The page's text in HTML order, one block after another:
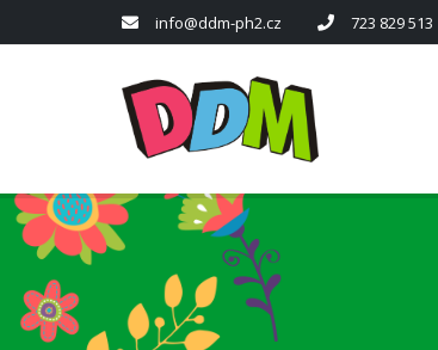
info@ddm-ph2.cz 723 829 513